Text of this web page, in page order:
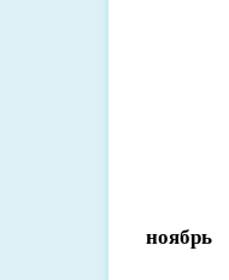
ноябрь